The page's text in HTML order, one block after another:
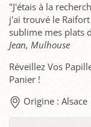
"J'étais à la
j'ai trouvé le
sublime mes plats
Jean, Mulhouse
Réveillez Vos
Panier !
Origine : Alsace